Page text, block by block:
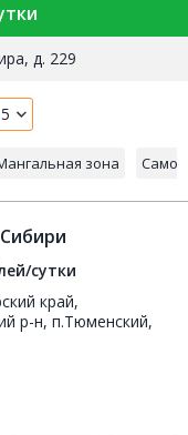
д. 229
5
зона
сутки
край,
р-н, п.Тюменский,